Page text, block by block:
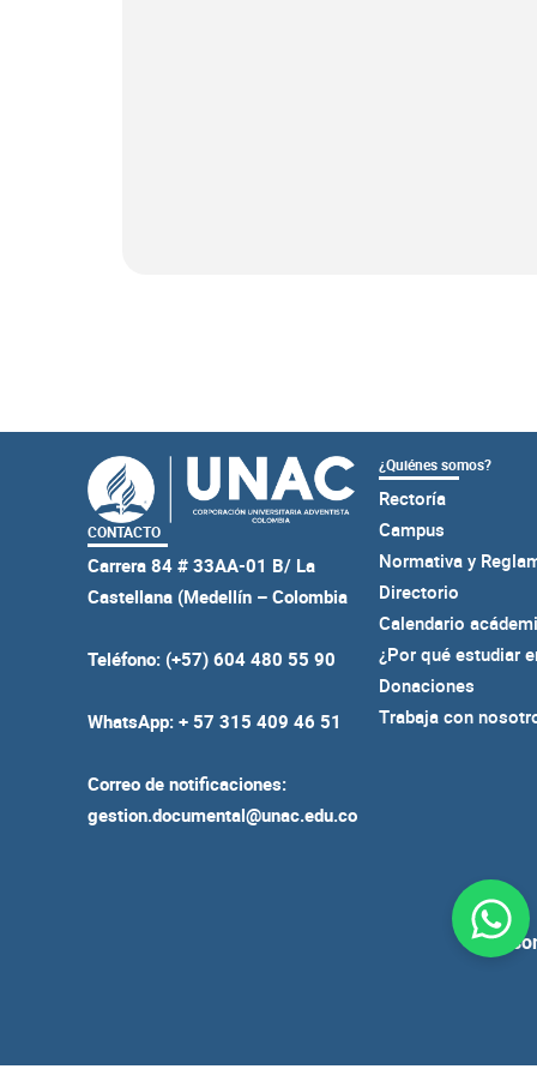
CONTACTO
Carrera 84 # 33AA-01 B/ La
Castellana (Medellín – Colombia
Teléfono: (+57) 604 480 55 90
WhatsApp: + 57 315 409 46 51
Correo de notificaciones:
gestion.documental@unac.edu.co
¿Quiénes somos?
Rectoría
Campus
Normativa y
Directorio
Calendario
¿Por qué estudiar
Donaciones
Trabaja con